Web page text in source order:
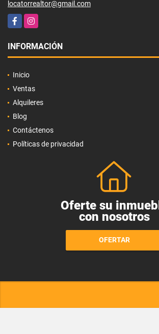
locatorrealtor@gmail.com
FacebookInstagram
INFORMACIÓN
Inicio
Ventas
Alquileres
Blog
Contáctenos
Políticas de privacidad
Oferte su
con nosotros
OFERTAR